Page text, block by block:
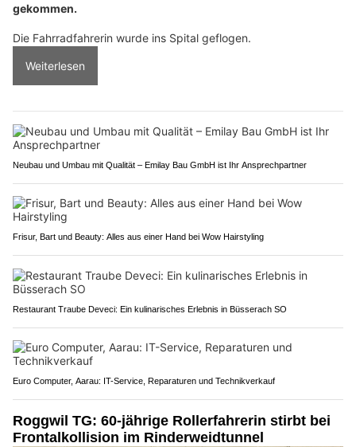
gekommen.
Die Fahrradfahrerin wurde ins Spital geflogen.
Weiterlesen
Neubau und Umbau mit Qualität – Emilay Bau GmbH ist Ihr Ansprechpartner
Frisur, Bart und Beauty: Alles aus einer Hand bei Wow Hairstyling
Restaurant Traube Deveci: Ein kulinarisches Erlebnis in Büsserach SO
Euro Computer, Aarau: IT-Service, Reparaturen und Technikverkauf
Roggwil TG: 60-jährige Rollerfahrerin stirbt bei
Frontalkollision im Rinderweidtunnel